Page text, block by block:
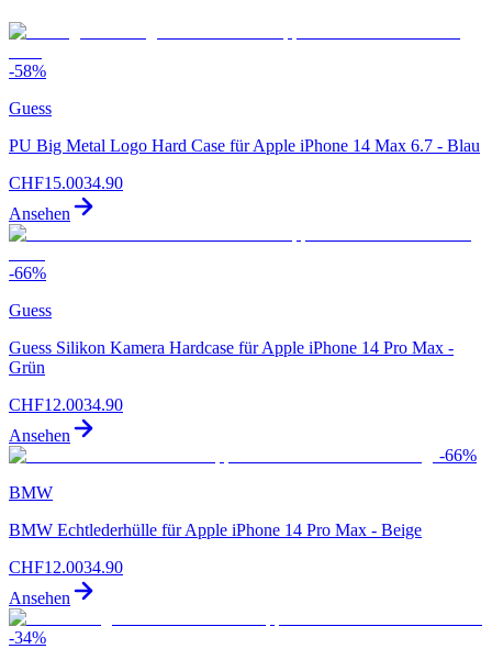
-58%
Guess
PU Big Metal Logo Hard Case für Apple iPhone 14 Max 6.7 - Blau
CHF15.0034.90
Ansehen
-66%
Guess
Guess Silikon Kamera Hardcase für Apple iPhone 14 Pro Max -
Grün
CHF12.0034.90
Ansehen
-66%
BMW
BMW Echtlederhülle für Apple iPhone 14 Pro Max - Beige
CHF12.0034.90
Ansehen
-34%